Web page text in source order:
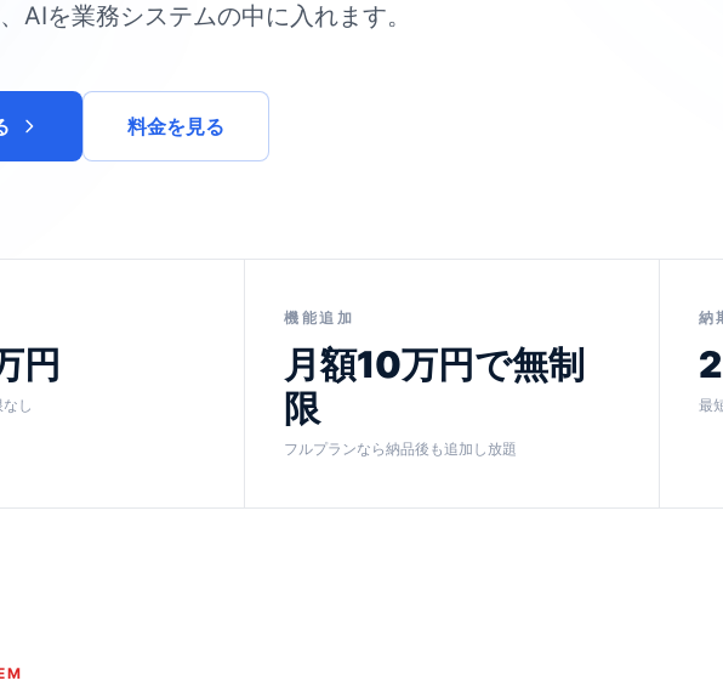
AIを業務システムの中に入れます。
料金を見る
円
し
機能追加
月額10万円で無制
限
フルプランなら納品後も追加し放題
納
最